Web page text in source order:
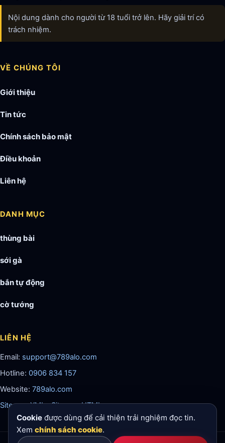
Nội dung dành cho người từ 18 tuổi trở lên. Hãy giải trí có
trách nhiệm.
VỀ CHÚNG TÔI
Giới thiệu
Tin tức
Chính sách bảo mật
Điều khoản
Liên hệ
DANH MỤC
thùng bài
sới gà
bắn tự động
cờ tướng
LIÊN HỆ
Email: support@789alo.com
Hotline: 0906 834 157
Website: 789alo.com
Sitemap XML·Sitemap HTML
Cookie được dùng để cải thiện trải nghiệm đọc tin.
Xem chính sách cookie.